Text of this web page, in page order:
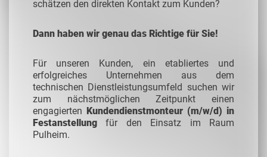
schätzen den direkten Kontakt zum Kunden?
Dann haben wir genau das Richtige für Sie!
Für unseren Kunden, ein etabliertes und
erfolgreiches Unternehmen aus dem
technischen Dienstleistungsumfeld suchen wir
zum nächstmöglichen Zeitpunkt einen
engagierten Kundendienstmonteur (m/w/d) in
Festanstellung für den Einsatz im Raum
Pulheim.